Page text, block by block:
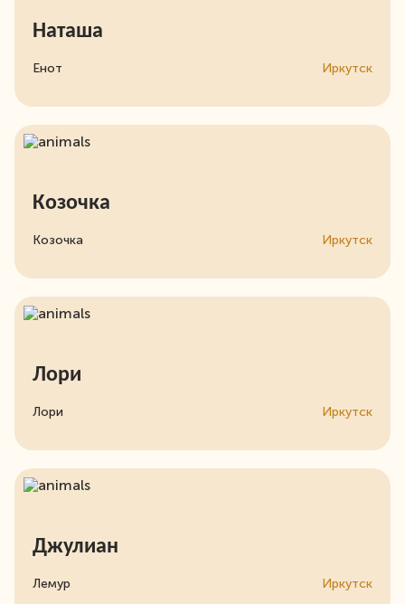
Наташа
Енот Иркутск
Козочка
Козочка Иркутск
Лори
Лори Иркутск
Джулиан
Лемур Иркутск